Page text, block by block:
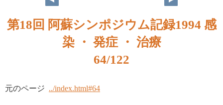
第18回 阿蘇シンポジウム記録1994 感
染 ・ 発症 ・ 治療
64/122
元のページ ../index.html#64